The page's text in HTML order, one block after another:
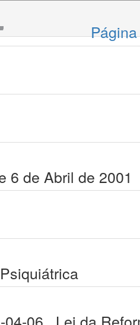
6 de Abril de 2001